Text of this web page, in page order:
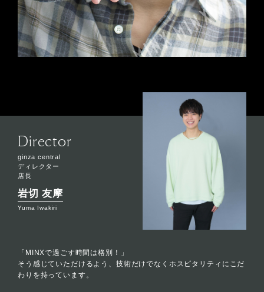
Director
ginza central
ディレクター
店長
岩切 友摩
Yuma Iwakiri
「MINXで過ごす時間は格別！」
そう感じていただけるよう、技術だけでなくホスピタリティにこだ
わりを持っています。